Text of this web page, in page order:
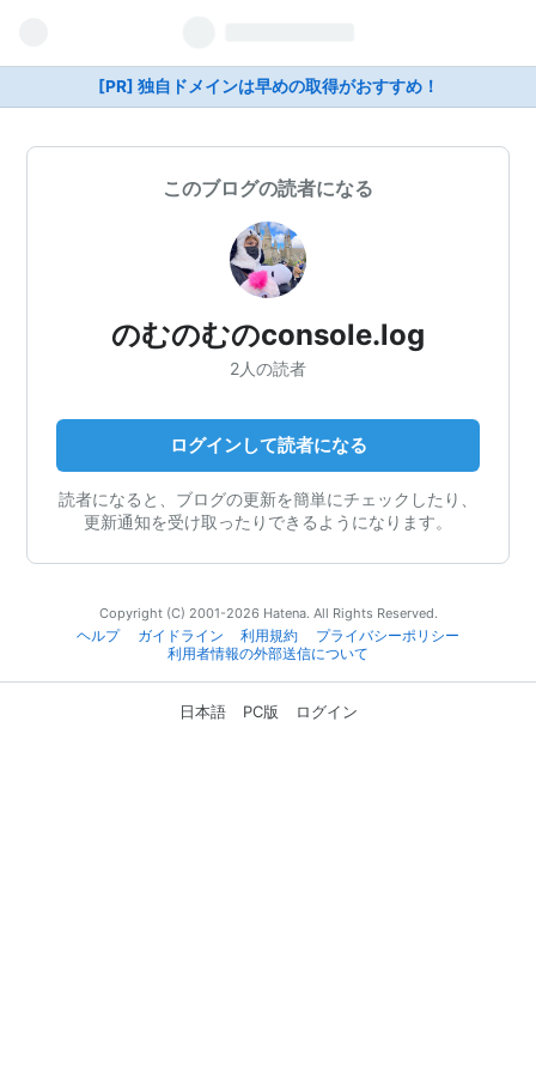
[PR] 独自ドメインは早めの取得がおすすめ！
このブログの読者になる
のむのむのconsole.log
2人の読者
ログインして読者になる
読者になると、ブログの更新を簡単にチェックしたり、
更新通知を受け取ったりできるようになります。
Copyright (C) 2001-2026 Hatena. All Rights Reserved.
ヘルプ
ガイドライン 利用規約
プライバシーポリシー
利用者情報の外部送信について
日本語 PC版 ログイン